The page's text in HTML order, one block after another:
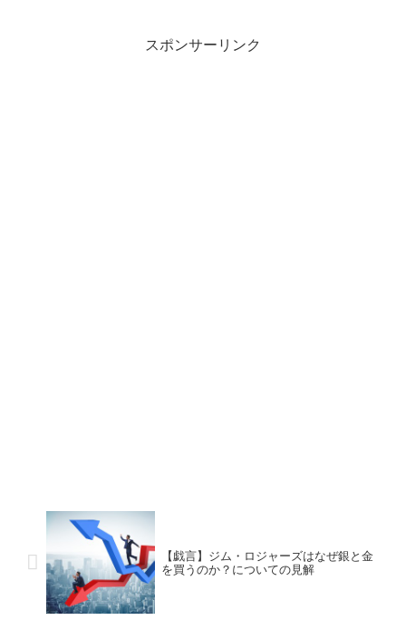
スポンサーリンク
【戯言】ジム・ロジャーズはなぜ銀と金
を買うのか？についての見解